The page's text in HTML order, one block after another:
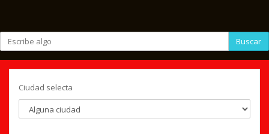
Buscar
Ciudad selecta